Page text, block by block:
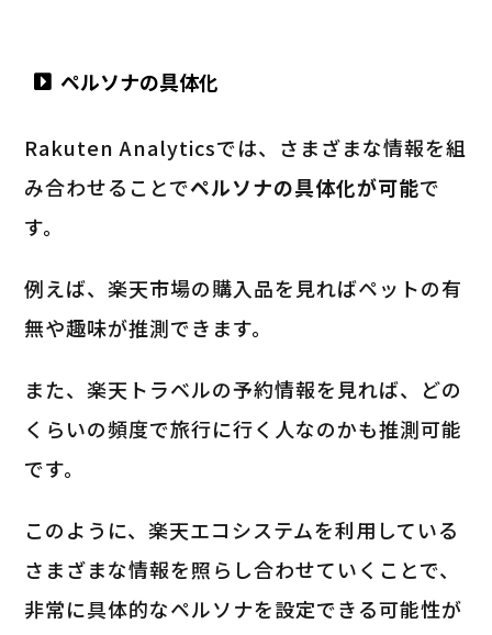
ペルソナの具体化
Rakuten Analyticsでは、さまざまな情報を組
み合わせることでペルソナの具体化が可能で
す。
例えば、楽天市場の購入品を見ればペットの有
無や趣味が推測できます。
また、楽天トラベルの予約情報を見れば、どの
くらいの頻度で旅行に行く人なのかも推測可能
です。
このように、楽天エコシステムを利用している
さまざまな情報を照らし合わせていくことで、
非常に具体的なペルソナを設定できる可能性が